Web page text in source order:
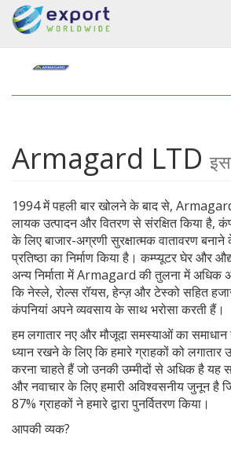
Armagard LTD
1994 में पहली बार खोलने के बाद से,
लायक उत्पादन और वितरण से संरक्षित किया है,
के लिए बाजार-अग्रणी सुरक्षात्मक वातावरण
प्रतिष्ठा का निर्माण किया है। कम्प्यूटर घेर और
अन्य निर्माता में Armagard की तुलना में अधिक
कि नेस्ले, रोल्स रॉयस, हेन्ज़ और टेस्को सहित
कंपनियां अपने व्यवसाय के साथ भरोसा करती हैं।
हम लगातार नए और मौजूदा समस्याओं का
ध्यान रखने के लिए कि हमारे ग्राहकों को लगातार
करना चाहते हैं जो उनकी उम्मीदों से अधिक है यह
और नवाचार के लिए हमारी अविश्वसनीय जुनून है
87% ग्राहकों ने हमारे द्वारा पुनर्वितरण किया।
आपकी व्यक?